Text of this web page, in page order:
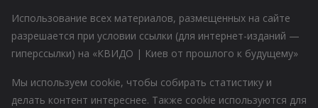
Использование всех материалов, размещенных на сайте
разрешается при условии ссылки (для интернет-изданий —
гиперссылки) на «КВИДО | Киев от прошлого к будущему»
Мы используем cookie, чтобы собирать статистику и
делать контент интереснее. Также cookie используются для